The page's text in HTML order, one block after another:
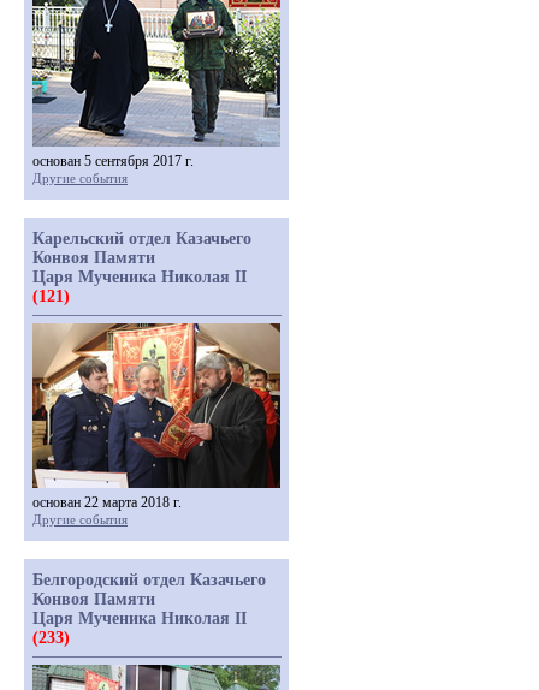
основан 5 сентября 2017 г.
Другие события
Карельский отдел Казачьего
Конвоя Памяти
Царя Мученика Николая II
(121)
основан 22 марта 2018 г.
Другие события
Белгородский отдел Казачьего
Конвоя Памяти
Царя Мученика Николая II
(233)